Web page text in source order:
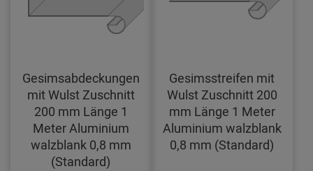
Gesimsabdeckungen
mit Wulst Zuschnitt
200 mm Länge 1
Meter Aluminium
walzblank 0,8 mm
(Standard)
Gesimsstreifen mit
Wulst Zuschnitt 200
mm Länge 1 Meter
Aluminium walzblank
0,8 mm (Standard)